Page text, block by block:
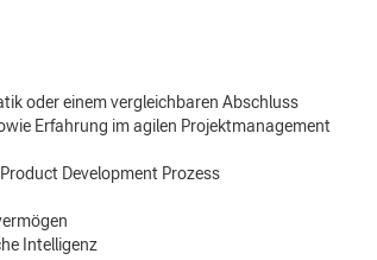
oder einem vergleichbaren Abschluss
Erfahrung im agilen Projektmanagement
Development Prozess
Intelligenz